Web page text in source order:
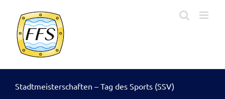
springen
Stadtmeisterschaften – Tag des Sports (SSV)